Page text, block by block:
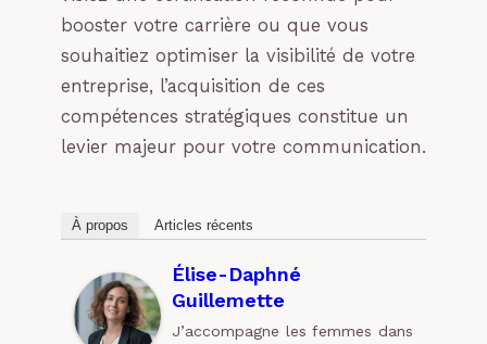
booster votre carrière ou que vous
souhaitiez optimiser la visibilité de votre
entreprise, l’acquisition de ces
compétences stratégiques constitue un
levier majeur pour votre communication.
À propos Articles récents
Élise-Daphné
Guillemette
J’accompagne les femmes dans